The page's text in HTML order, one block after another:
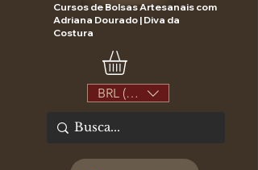
Cursos de Bolsas Artesanais com
Adriana Dourado | Diva da
Costura
BRL (R$)